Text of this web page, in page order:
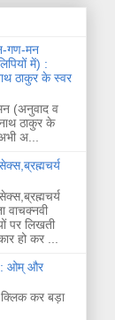
गण-मन
में) :
ठाकुर के स्वर
(अनुवाद व
ठाकुर के
अ...
वाचक्नवी
पर लिखती
हो कर ...
: ओम् और
क्लिक कर बड़ा